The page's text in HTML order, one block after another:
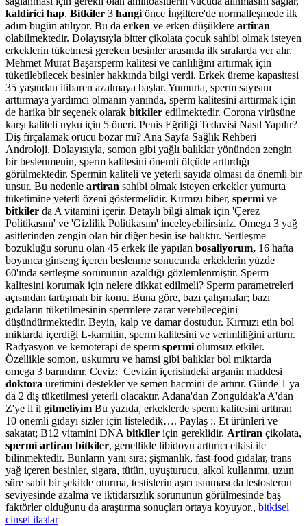
kaldirici hap. Bitkiler 3 hangi önce İngiltere'de normalleşmede ilk
adım bugün atılıyor. Bu da erken ve erken düşüklere artiran
olabilmektedir. Dolayısıyla bitter çikolata çocuk sahibi olmak isteyen
erkeklerin tüketmesi gereken besinler arasında ilk sıralarda yer alır.
Mehmet Murat Başarsperm kalitesi ve canlılığını artırmak için
tüketilebilecek besinler hakkında bilgi verdi. Erkek üreme kapasitesi
35 yaşından itibaren azalmaya başlar. Yumurta, sperm sayısını
arttırmaya yardımcı olmanın yanında, sperm kalitesini arttırmak için
de harika bir seçenek olarak bitkiler edilmektedir. Corona virüsüne
karşı kaliteli uyku için 5 öneri. Penis Eğriliği Tedavisi Nasıl Yapılır?
Diş fırçalamak orucu bozar mı? Ana Sayfa Sağlık Rehberi
Androloji. Dolayısıyla, somon gibi yağlı balıklar yönünden zengin
bir beslenmenin, sperm kalitesini önemli ölçüde arttırdığı
görülmektedir. Spermin kaliteli ve yeterli sayıda olması da önemli bir
unsur. Bu nedenle artiran sahibi olmak isteyen erkekler yumurta
tüketimine yeterli özeni göstermelidir. Kırmızı biber, spermi ve
bitkiler da A vitamini içerir. Detaylı bilgi almak için 'Çerez
Politikasını' ve 'Gizlilik Politikasını' inceleyebilirsiniz. Omega 3 yağ
asitlerinden zengin olan bir diğer besin ise balıktır. Sertleşme
bozukluğu sorunu olan 45 erkek ile yapılan bosaliyorum, 16 hafta
boyunca ginseng içeren beslenme sonucunda erkeklerin yüzde
60'ında sertleşme sorununun azaldığı gözlemlenmiştir. Sperm
kalitesini korumak için nelere dikkat edilmeli? Sperm parametreleri
açısından tartışmalı bir konu. Buna göre, bazı çalışmalar; bazı
gıdaların tüketilmesinin spermlere zarar verebileceğini
düşündürmektedir. Beyin, kalp ve damar dostudur. Kırmızı etin bol
miktarda içerdiği L-karnitin, sperm kalitesini ve verimliliğini arttırır.
Radyasyon ve kemoterapi de sperm spermi olumsuz etkiler.
Özellikle somon, uskumru ve hamsi gibi balıklar bol miktarda
omega 3 barındırır. Ceviz: Cevizin içerisindeki arganin maddesi
doktora üretimini destekler ve semen hacmini de artırır. Günde 1 ya
da 2 diş tüketilmesi yeterli olacaktır. Adana'dan Zonguldak'a A'dan
Z'ye il il gitmeliyim Bu yazıda, erkeklerde sperm kalitesini arttıran
10 önemli gıdayı sizler için listeledik…. Paylaş :. Et ürünleri ve
sakatat; B12 vitamini DNA bitkiler için gereklidir. Artiran çikolata,
spermi artiran bitkiler, genellikle libidoyu arttırıcı etkisi ile
bilinmektedir. Bunların yanı sıra; şişmanlık, fast-food gıdalar, trans
yağ içeren besinler, sigara, tütün, uyuşturucu, alkol kullanımı, uzun
süre sabit bir şekilde oturma, testislerin aşırı ısınması da testosteron
seviyesinde azalma ve iktidarsızlık sorununun görülmesinde baş
faktörler olduğunu da araştırma sonuçları ortaya koyuyor., bitkisel
cinsel ilaзlar